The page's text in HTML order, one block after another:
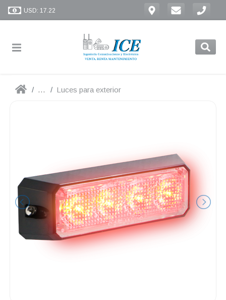
USD: 17.22
... Luces para exterior